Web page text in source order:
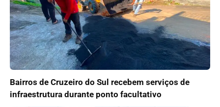
Bairros de Cruzeiro do Sul recebem serviços de
infraestrutura durante ponto facultativo